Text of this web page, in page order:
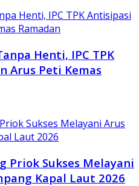
Henti, IPC TPK
Arus Peti Kemas
Priok Sukses Melayani
Kapal Laut 2026